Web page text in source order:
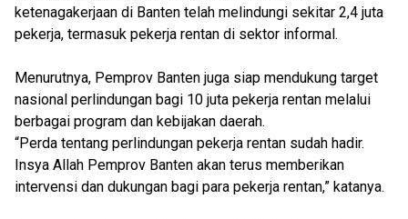
ketenagakerjaan di Banten telah melindungi sekitar 2,4 juta
pekerja, termasuk pekerja rentan di sektor informal.
Menurutnya, Pemprov Banten juga siap mendukung target
nasional perlindungan bagi 10 juta pekerja rentan melalui
berbagai program dan kebijakan daerah.
“Perda tentang perlindungan pekerja rentan sudah hadir.
Insya Allah Pemprov Banten akan terus memberikan
intervensi dan dukungan bagi para pekerja rentan,” katanya.